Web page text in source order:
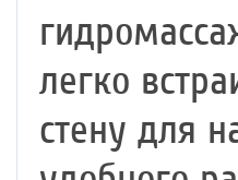
легко
стену для